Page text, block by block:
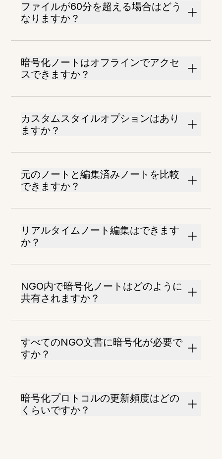
ファイルが60分を超える場合はどう
なりますか？
暗号化ノートはオフラインでアクセ
スできますか？
カスタムスタイルオプションはあり
ますか？
元のノートと編集済みノートを比較
できますか？
リアルタイムノート編集はできます
か？
NGO内で暗号化ノートはどのように
共有されますか？
すべてのNGO文書に暗号化が必要で
すか？
暗号化プロトコルの更新頻度はどの
くらいですか？